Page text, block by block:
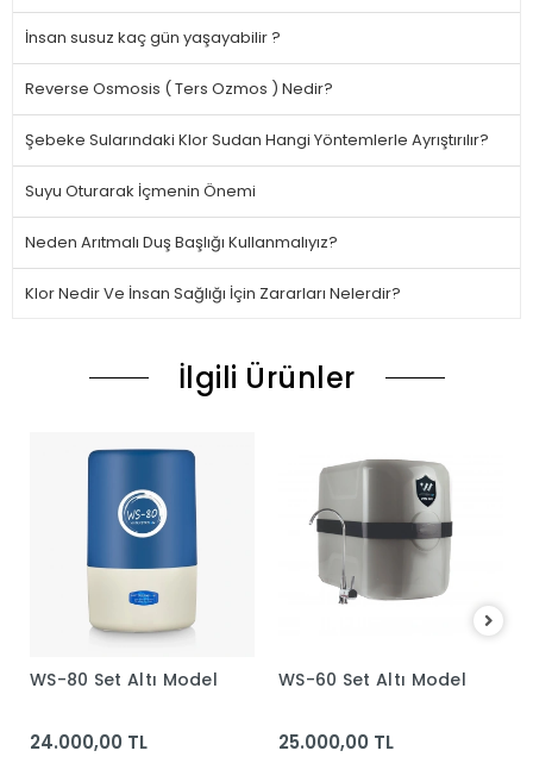
İnsan susuz kaç gün yaşayabilir ?
Reverse Osmosis ( Ters Ozmos ) Nedir?
Şebeke Sularındaki Klor Sudan Hangi Yöntemlerle Ayrıştırılır?
Suyu Oturarak İçmenin Önemi
Neden Arıtmalı Duş Başlığı Kullanmalıyız?
Klor Nedir Ve İnsan Sağlığı İçin Zararları Nelerdir?
İlgili Ürünler
WS-80 Set Altı Model
24.000,00 TL
WS-60 Set Altı Model
25.000,00 TL